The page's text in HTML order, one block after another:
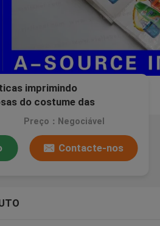
imprimindo
do costume das
o esparadrapo
Preço：Negociável
Contacte-nos